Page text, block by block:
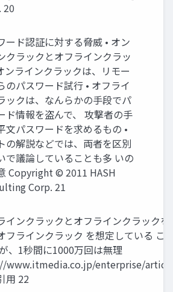
20
ード認証に対する脅威 • オン
クラックとオフラインクラッ
ンラインクラックは、リモー
のパスワード試行 • オフライ
ックは、なんらかの手段でパ
ド情報を盗んで、 攻撃者の手
文パスワードを求めるもの •
の解説などでは、両者を区別
で議論していることも多 いの
Copyright © 2011 HASH
Corp. 21
インクラックとオフラインクラック
フラインクラック を想定している こ
、1秒間に1000万回は無理
www.itmedia.co.jp/enterprise/
用 22